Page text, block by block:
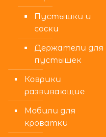
Пустышки и
соски
Держатели для
пустышек
Коврики
развивающие
Мобили для
кроватки